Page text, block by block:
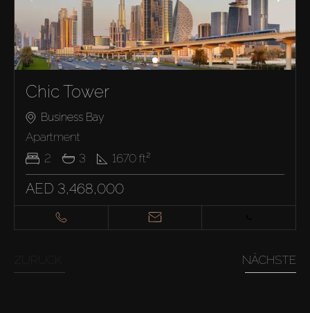
Chic Tower
Business Bay
Apartment
2
3 1670 ft²
AED 3,468,000
NÄCHSTE